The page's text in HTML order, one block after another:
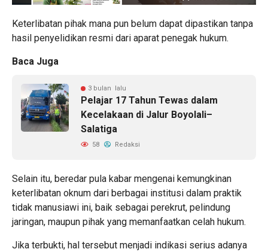
Keterlibatan pihak mana pun belum dapat dipastikan tanpa
hasil penyelidikan resmi dari aparat penegak hukum.
Baca Juga
3 bulan lalu
Pelajar 17 Tahun Tewas dalam
Kecelakaan di Jalur Boyolali–
Salatiga
58 Redaksi
Selain itu, beredar pula kabar mengenai kemungkinan
keterlibatan oknum dari berbagai institusi dalam praktik
tidak manusiawi ini, baik sebagai perekrut, pelindung
jaringan, maupun pihak yang memanfaatkan celah hukum.
Jika terbukti, hal tersebut menjadi indikasi serius adanya